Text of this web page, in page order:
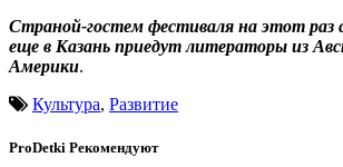
Страной-гостем фестиваля на этот раз
еще в Казань приедут литераторы из
Америки.
Культура, Развитие
ProDetki Рекомендуют